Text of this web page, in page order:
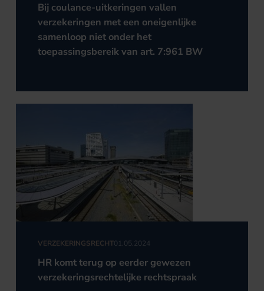
Bij coulance-uitkeringen vallen
verzekeringen met een oneigenlijke
samenloop niet onder het
toepassingsbereik van art. 7:961 BW
VERZEKERINGSRECHT01.05.2024
HR komt terug op eerder gewezen
verzekeringsrechtelijke rechtspraak